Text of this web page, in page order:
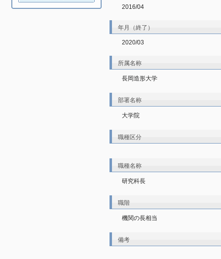
2016/04
年月（終了）
2020/03
所属名称
長岡造形大学
部署名称
大学院
職種区分
職種名称
研究科長
職階
機関の長相当
備考